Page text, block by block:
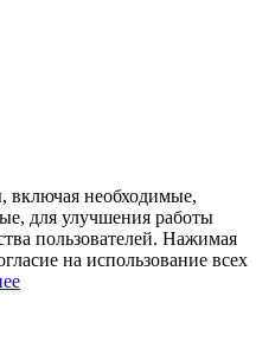
включая необходимые,
для улучшения работы
пользователей. Нажимая
на использование всех